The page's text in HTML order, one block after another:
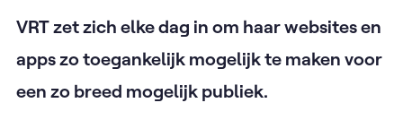
VRT zet zich elke dag in om haar websites en
apps zo toegankelijk mogelijk te maken voor
een zo breed mogelijk publiek.